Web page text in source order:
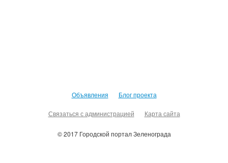
Объявления Блог проекта
Связаться с администрацией Карта сайта
© 2017 Городской портал Зеленограда